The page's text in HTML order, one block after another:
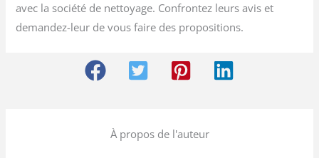
avec la société de nettoyage. Confrontez leurs avis et
demandez-leur de vous faire des propositions.
À propos de l'auteur